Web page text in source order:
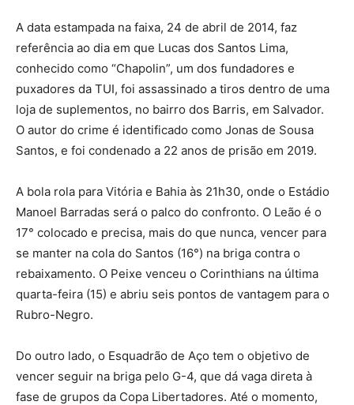
A data estampada na faixa, 24 de abril de 2014, faz
referência ao dia em que Lucas dos Santos Lima,
conhecido como “Chapolin”, um dos fundadores e
puxadores da TUI, foi assassinado a tiros dentro de uma
loja de suplementos, no bairro dos Barris, em Salvador.
O autor do crime é identificado como Jonas de Sousa
Santos, e foi condenado a 22 anos de prisão em 2019.
A bola rola para Vitória e Bahia às 21h30, onde o Estádio
Manoel Barradas será o palco do confronto. O Leão é o
17° colocado e precisa, mais do que nunca, vencer para
se manter na cola do Santos (16°) na briga contra o
rebaixamento. O Peixe venceu o Corinthians na última
quarta-feira (15) e abriu seis pontos de vantagem para o
Rubro-Negro.
Do outro lado, o Esquadrão de Aço tem o objetivo de
vencer seguir na briga pelo G-4, que dá vaga direta à
fase de grupos da Copa Libertadores. Até o momento,